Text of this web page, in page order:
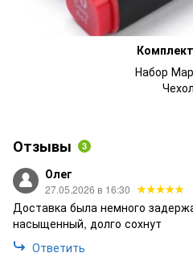
Набор
Отзывы 3
Олег
27.05.2026 в 16:30
Доставка была немного
насыщенный, долго сохнут
Ответить